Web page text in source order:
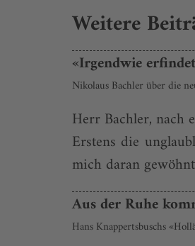
Weitere
«Irgendwie
Nikolaus Bachler über die
Herr Bachler, nach
Erstens die
mich daran
Aus der Ruhe
Hans Knappertsbuschs